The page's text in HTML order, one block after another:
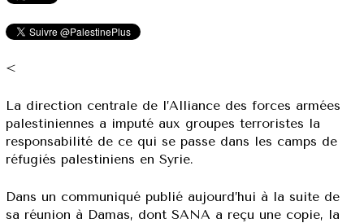
<
La direction centrale de l’Alliance des forces armées
palestiniennes a imputé aux groupes terroristes la
responsabilité de ce qui se passe dans les camps de
réfugiés palestiniens en Syrie.
Dans un communiqué publié aujourd’hui à la suite de
sa réunion à Damas, dont SANA a reçu une copie, la